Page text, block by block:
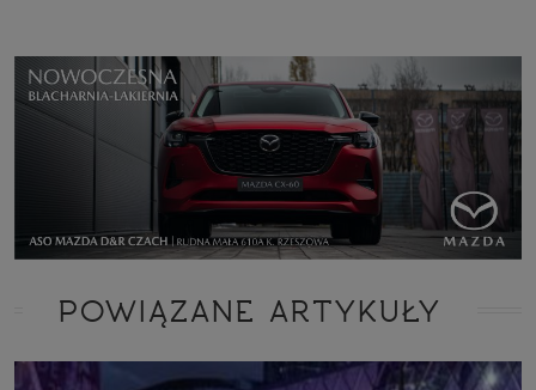
POWIĄZANE ARTYKUŁY